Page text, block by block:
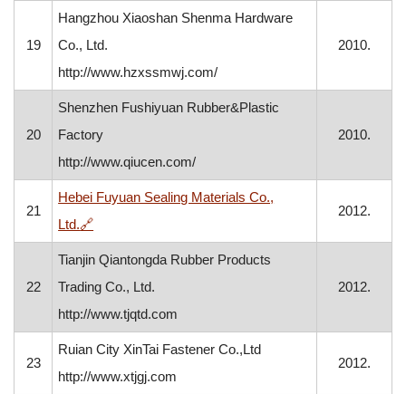
19
Hangzhou Xiaoshan Shenma Hardware
Co., Ltd.
http://www.hzxssmwj.com/
2010.
20
Shenzhen Fushiyuan Rubber&Plastic
Factory
http://www.qiucen.com/
2010.
21
Hebei Fuyuan Sealing Materials Co.,
Ltd.🔗, otvara se u novom prozoru
2012.
22
Tianjin Qiantongda Rubber Products
Trading Co., Ltd.
http://www.tjqtd.com
2012.
23
Ruian City XinTai Fastener Co.,Ltd
http://www.xtjgj.com
2012.